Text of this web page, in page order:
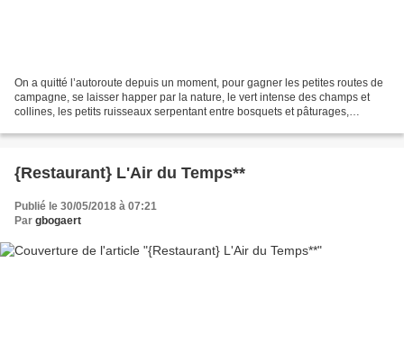
On a quitté l’autoroute depuis un moment, pour gagner les petites routes de
campagne, se laisser happer par la nature, le vert intense des champs et
collines, les petits ruisseaux serpentant entre bosquets et pâturages,
{Restaurant} L'Air du Temps**
Publié le 30/05/2018 à 07:21
Par gbogaert